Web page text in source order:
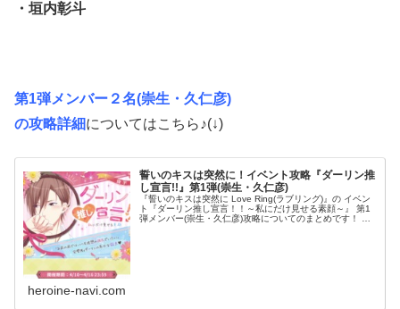
・垣内彰斗
第1弾メンバー２名(崇生・久仁彦)
の攻略詳細についてはこちら♪(↓)
誓いのキスは突然に！イベント攻略『ダーリン推
し宣言!!』第1弾(崇生・久仁彦)
『誓いのキスは突然に Love Ring(ラブリング)』の イベン
ト『ダーリン推し宣言！！～私にだけ見せる素顔～』 第1
弾メンバー(崇生・久仁彦)攻略についてのまとめです！ ダ
heroine-navi.com